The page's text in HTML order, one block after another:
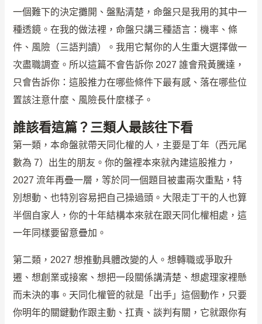
一個難下的決定攤開、盤點清楚，命盤只是我用的其中一
種透鏡。在我的做法裡，命盤只講三種語言：機率、條
件、風險（三語判讀）。我用它幫你的人生重大選擇做一
次盡職調查。所以這篇不會告訴你 2027 誰會飛黃騰達，
只會告訴你：這股推力在哪些條件下最有感、落在哪些位
置該注意什麼、風險長什麼樣子。
誰該看這篇？三類人最該往下看
第一類，本命盤就帶天同化權的人，主要是丁年（西元尾
數為 7）出生的朋友。你的盤裡本來就內建這股推力，
2027 流年再疊一層，等於同一個題目被畫兩次重點，特
別想動、也特別容易把自己操過頭。大限走丁干的人也算
半個自家人，你的十年結構本來就在跟天同化權相處，這
一年同樣要留意疊加。
第二類，2027 想推動具體改變的人。想轉職或爭取升
遷、想創業或接案、想把一段關係講清楚、想處理家裡懸
而未決的事。天同化權管的就是「出手」這個動作，只要
你明年的關鍵動作跟主動、扛責、談判有關，它就跟你有